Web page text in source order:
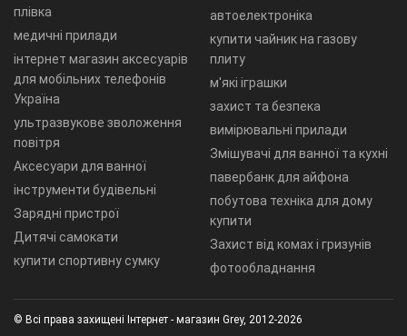
плівка
медичні прилади
інтернет магазин аксесуарів
для мобільних телефонів
Україна
ультразвукове зволоження
повітря
Аксесуари для ванної
інструменти будівельні
Зарядні пристрої
Дитячі самокати
купити спортивну сумку
автоелектроніка
купити чайник на газову
плиту
м'які іграшки
захист та безпека
вимірювальні прилади
Змішувачі для ванної та кухні
павербанк для айфона
побутова техніка для дому
купити
Захист від комах і гризунів
фотообладнання
© Всі права захищені Інтернет - магазин Grey, 2012-2026